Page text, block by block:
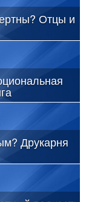
Отцы и
Друкарня